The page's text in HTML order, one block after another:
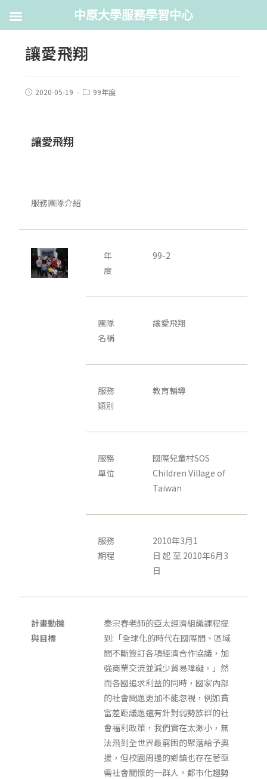
讓愛飛翔
2020-05-19 99年度
讓愛飛翔
服務團隊介紹
年
度
99-2
團隊
名稱
讓愛飛翔
服務
類別
教育輔導
服務
單位
國際兒童村SOS
Children Village of
Taiwan
服務
期程
2010年3月1
日 起 至 2010年6月3
日
計畫動機
與目標
秦宗春老師的亞太經濟組織課程提
到:「全球化的時代在國際間、區域
間不斷簽訂各項經濟合作協議，加
強商業交流並減少貿易障礙。」然
而各國追求利益的同時，國家內部
的社會問題更加不能忽視，例如貧
富差距議題還有針對弱勢族群的社
會福利政策，我們實在太渺小，無
法飛到全世界最窮困的聚落給予奧
援，但校園周邊的鄉鎮也存在著亟
需社會關懷的一群人。都市化趨勢
中原大學服務學習中心